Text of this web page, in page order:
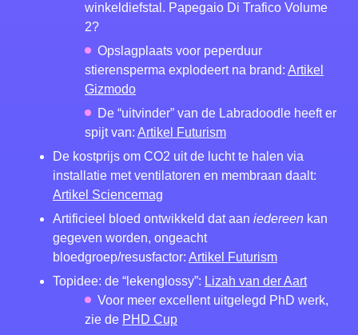
winkeldiefstal. Papegaio Di Trafico Volume
2?
Opslagplaats voor peperduur
stierensperma explodeert na brand: Artikel
Gizmodo
De “uitvinder” van de Labradoodle heeft er
spijt van: Artikel Futurism
De kostprijs om CO2 uit de lucht te halen via
installatie met ventilatoren en membraan daalt:
Artikel Sciencemag
Artificieel bloed ontwikkeld dat aan iedereen kan
gegeven worden, ongeacht
bloedgroep/resusfactor: Artikel Futurism
Topidee: de “lekenglossy”: Lizah van der Aart
Voor meer excellent uitgelegd PhD werk,
zie de PHD Cup